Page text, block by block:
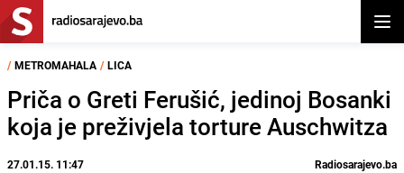
/ METROMAHALA / LICA
Priča o Greti Ferušić, jedinoj Bosanki
koja je preživjela torture Auschwitza
27.01.15. 11:47 Radiosarajevo.ba